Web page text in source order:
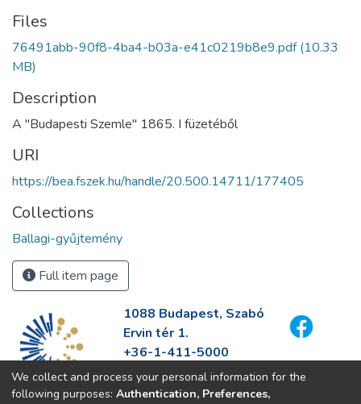
Files
76491abb-90f8-4ba4-b03a-e41c0219b8e9.pdf(10.33
MB)
Description
A "Budapesti Szemle" 1865. I füzetéből
URI
https://bea.fszek.hu/handle/20.500.14711/177405
Collections
Ballagi-gyűjtemény
Full item page
1088 Budapest, Szabó
Ervin tér 1.
+36-1-411-5000
info@fszek.hu
https://fszek.hu
We collect and process your personal information for the
following purposes: Authentication, Preferences,